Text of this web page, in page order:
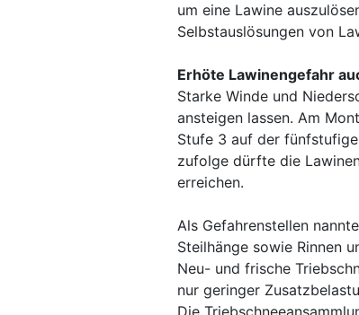
um eine Lawine
Selbstauslösungen von
Erhöte Lawinengefahr
Starke Winde und
ansteigen lassen. Am
Stufe 3 auf der
zufolge dürfte die
erreichen.
Als Gefahrenstellen
Steilhänge sowie Rinnen
Neu- und frische
nur geringer
Die